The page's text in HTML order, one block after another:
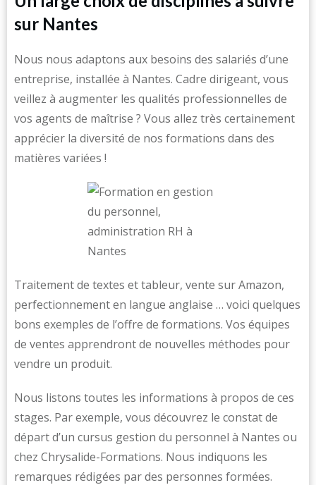
sur Nantes
Nous nous adaptons aux besoins des salariés d’une
entreprise, installée à Nantes. Cadre dirigeant, vous
veillez à augmenter les qualités professionnelles de
vos agents de maîtrise ? Vous allez très certainement
apprécier la diversité de nos formations dans des
matières variées !
Traitement de textes et tableur, vente sur Amazon,
perfectionnement en langue anglaise … voici quelques
bons exemples de l’offre de formations. Vos équipes
de ventes apprendront de nouvelles méthodes pour
vendre un produit.
Nous listons toutes les informations à propos de ces
stages. Par exemple, vous découvrez le constat de
départ d’un cursus gestion du personnel à Nantes ou
chez Chrysalide-Formations. Nous indiquons les
remarques rédigées par des personnes formées.